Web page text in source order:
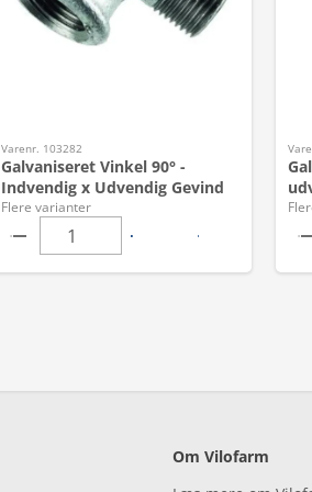
Varenr. 103282
Galvaniseret Vinkel 90° -
Indvendig x Udvendig Gevind
Flere varianter
Om Vilofarm